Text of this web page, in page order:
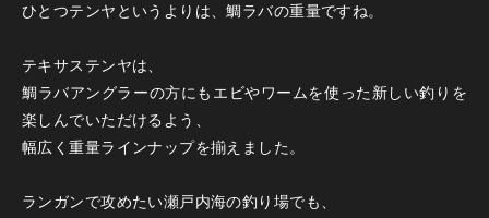
ひとつテンヤというよりは、鯛ラバの重量ですね。
テキサステンヤは、
鯛ラバアングラーの方にもエビやワームを使った新しい釣りを
楽しんでいただけるよう、
幅広く重量ラインナップを揃えました。
ランガンで攻めたい瀬戸内海の釣り場でも、